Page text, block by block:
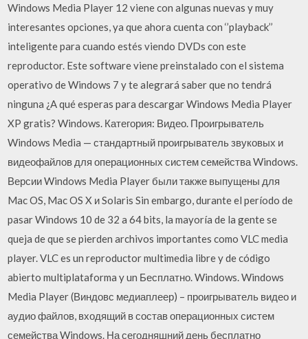
Windows Media Player 12 viene con algunas nuevas y muy
interesantes opciones, ya que ahora cuenta con ‘’playback’’
inteligente para cuando estés viendo DVDs con este
reproductor. Este software viene preinstalado con el sistema
operativo de Windows 7 y te alegrará saber que no tendrá
ninguna ¿A qué esperas para descargar Windows Media Player
XP gratis? Windows. Категория: Видео. Проигрыватель
Windows Media — стандартный проигрыватель звуковых и
видеофайлов для операционных систем семейства Windows.
Версии Windows Media Player были также выпущены для
Mac OS, Mac OS X и Solaris Sin embargo, durante el período de
pasar Windows 10 de 32 a 64 bits, la mayoría de la gente se
queja de que se pierden archivos importantes como VLC media
player. VLC es un reproductor multimedia libre y de código
abierto multiplataforma y un Бесплатно. Windows. Windows
Media Player (Виндовс медиаплеер) – проигрыватель видео и
аудио файлов, входящий в состав операционных систем
семейства Windows. На сегодняшний день бесплатно